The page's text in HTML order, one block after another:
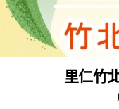
里仁竹